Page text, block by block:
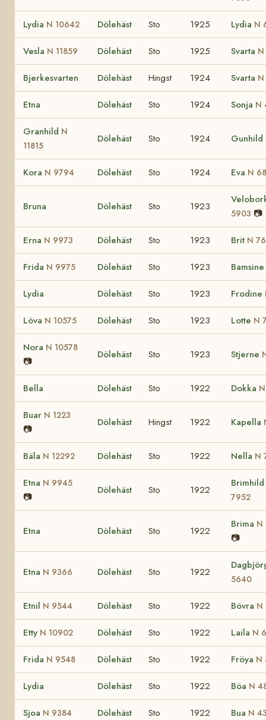
Lydia N 10642 Dölehäst Sto 1925 Lydia N
Vesla N 11859 Dölehäst Sto 1925 Svarta
Bjerkesvarten Dölehäst Hingst 1924 Svarta
Etna Dölehäst Sto 1924 Sonja N
Granhild N
11815
Dölehäst Sto 1924 Gunhild
Kora N 9794 Dölehäst Sto 1924 Eva N
Bruna Dölehäst Sto 1923
5903 📷
Erna N 9973 Dölehäst Sto 1923 Brit N
Frida N 9975 Dölehäst Sto 1923 Bamsine
Lydia Dölehäst Sto 1923 Frodine
Löva N 10575 Dölehäst Sto 1923 Lotte N
Nora N 10578
📷
Dölehäst Sto 1923 Stjerne
Bella Dölehäst Sto 1922 Dokka
Buar N 1223
📷
Dölehäst Hingst 1922 Kapella
Bäla N 12292 Dölehäst Sto 1922 Nella N
Etna N 9945
📷
Dölehäst Sto 1922
Brimhild
7952
Etna Dölehäst Sto 1922
Brima N
📷
Etna N 9366 Dölehäst Sto 1922
5640
Etnil N 9544 Dölehäst Sto 1922 Bövra N
Etty N 10902 Dölehäst Sto 1922 Laila N
Frida N 9548 Dölehäst Sto 1922 Fröya N
Lydia Dölehäst Sto 1922 Böa N
Sjoa N 9384 Dölehäst Sto 1922 Bua N